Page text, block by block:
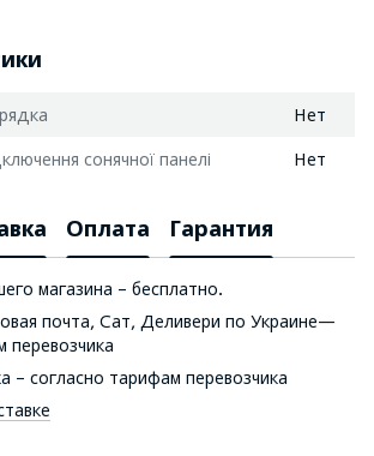
Нет
сонячної панелі Нет
Оплата Гарантия
магазина – бесплатно.
почта, Сат, Деливери по Украине—
перевозчика
– согласно тарифам перевозчика